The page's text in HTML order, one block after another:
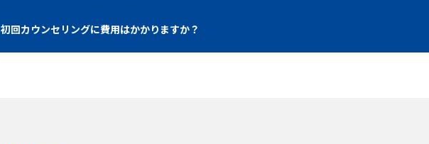
初回カウンセリングに費用はかかりますか？